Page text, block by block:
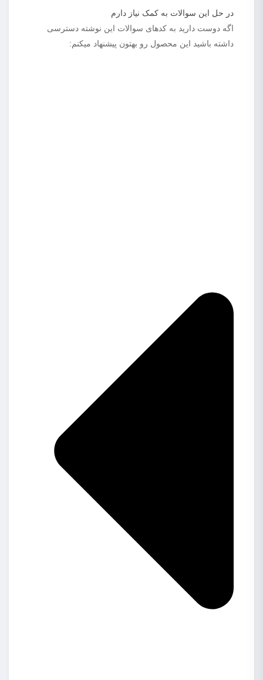
در حل این سوالات به کمک نیاز دارم
اگه دوست دارید به کدهای سوالات این نوشته دسترسی
داشته باشید این محصول رو بهتون پیشنهاد میکنم: